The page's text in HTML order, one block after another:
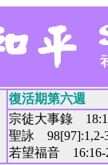
復活期第六週
宗徒大事錄
聖詠 98[97]:1,2-
若望福音 16:16-